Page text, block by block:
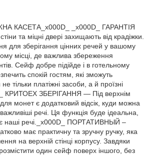
КАСЕТА_x000D_ _x000D_ ГАРАНТІЯ
та міцні двері захищають від крадіжки.
для зберігання цінних речей у вашому
місці, де важлива збереження
Сейф добре підійде і в готельному
спокій гостям, які зможуть
тільки платіжні засоби, а й проїзні
КРИТОЕХ ЗБЕРІГАННЯ — Під верхнім
монет є додатковий відсік, куди можна
речі. Ця функція буде ідеальна,
наші речі._x000D_ ПОРТАТИВНЫЙ –
має практичну та зручну ручку, яка
на верхній стінці корпусу. Завдяки
один сейф поверх іншого, без